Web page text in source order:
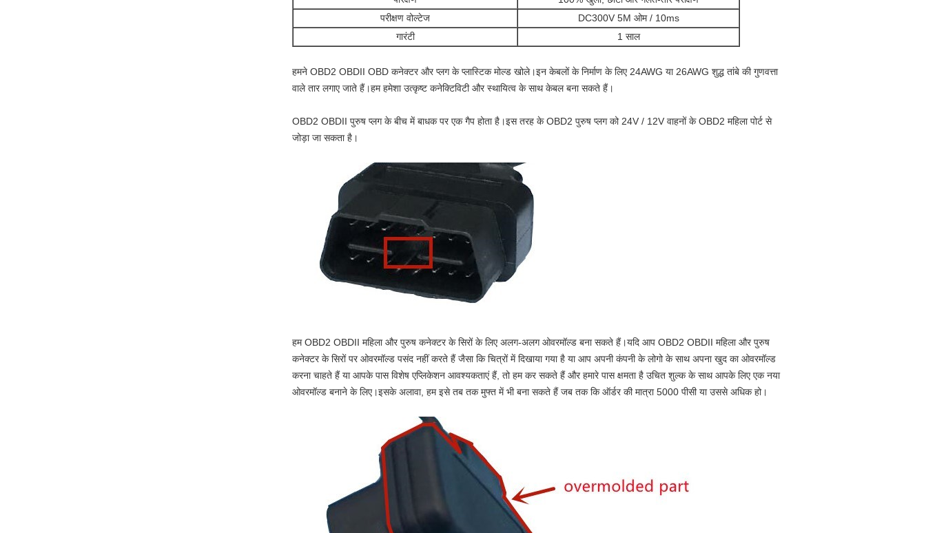
परीक्षण वोल्टेज
DC300V 5M ओम / 10ms
गारंटी
1 साल
हमने OBD2 OBDII OBD कनेक्टर और प्लग के प्लास्टिक मोल्ड खोले।इन केबलों के निर्माण के लिए 24AWG या 26AWG शुद्ध तांबे की गुणवत्ता
वाले तार लगाए जाते हैं।हम हमेशा उत्कृष्ट कनेक्टिविटी और स्थायित्व के साथ केबल बना सकते हैं।
OBD2 OBDII पुरुष प्लग के बीच में बाधक पर एक गैप होता है।इस तरह के OBD2 पुरुष प्लग को 24V / 12V वाहनों के OBD2 महिला पोर्ट से
जोड़ा जा सकता है।
हम OBD2 OBDII महिला और पुरुष कनेक्टर के सिरों के लिए अलग-अलग ओवरमॉल्ड बना सकते हैं।यदि आप OBD2 OBDII महिला और पुरुष
कनेक्टर के सिरों पर ओवरमॉल्ड पसंद नहीं करते हैं जैसा कि चित्रों में दिखाया गया है या आप अपनी कंपनी के लोगो के साथ अपना खुद का ओवरमॉल्ड
करना चाहते हैं या आपके पास विशेष एप्लिकेशन आवश्यकताएं हैं, तो हम कर सकते हैं और हमारे पास क्षमता है उचित शुल्क के साथ आपके लिए एक नया
ओवरमॉल्ड बनाने के लिए।इसके अलावा, हम इसे तब तक मुफ्त में भी बना सकते हैं जब तक कि ऑर्डर की मात्रा 5000 पीसी या उससे अधिक हो।